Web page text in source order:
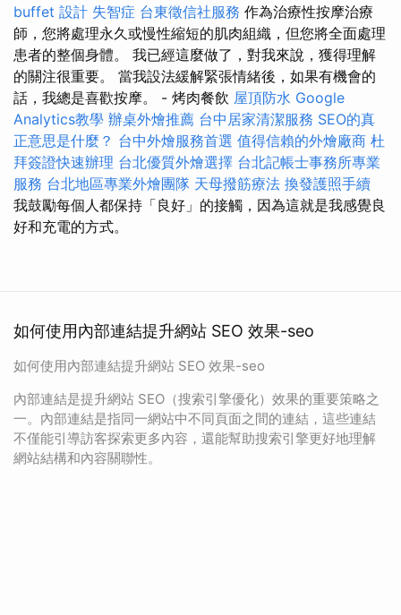
buffet 設計 失智症 台東徵信社服務 作為治療性按摩治療
師，您將處理永久或慢性縮短的肌肉組織，但您將全面處理
患者的整個身體。 我已經這麼做了，對我來說，獲得理解
的關注很重要。 當我設法緩解緊張情緒後，如果有機會的
話，我總是喜歡按摩。 - 烤肉餐飲 屋頂防水 Google
Analytics教學 辦桌外燴推薦 台中居家清潔服務 SEO的真
正意思是什麼？ 台中外燴服務首選 值得信賴的外燴廠商 杜
拜簽證快速辦理 台北優質外燴選擇 台北記帳士事務所專業
服務 台北地區專業外燴團隊 天母撥筋療法 換發護照手續
我鼓勵每個人都保持「良好」的接觸，因為這就是我感覺良
好和充電的方式。
如何使用內部連結提升網站 SEO 效果-seo
如何使用內部連結提升網站 SEO 效果-seo
內部連結是提升網站 SEO（搜索引擎優化）效果的重要策略之
一。內部連結是指同一網站中不同頁面之間的連結，這些連結
不僅能引導訪客探索更多內容，還能幫助搜索引擎更好地理解
網站結構和內容關聯性。